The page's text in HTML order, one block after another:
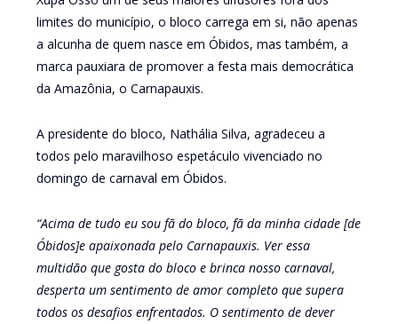
limites do município, o bloco carrega em si, não apenas
a alcunha de quem nasce em Óbidos, mas também, a
marca pauxiara de promover a festa mais democrática
da Amazônia, o Carnapauxis.
A presidente do bloco, Nathália Silva, agradeceu a
todos pelo maravilhoso espetáculo vivenciado no
domingo de carnaval em Óbidos.
“Acima de tudo eu sou fã do bloco, fã da minha cidade [de
Óbidos]e apaixonada pelo Carnapauxis. Ver essa
multidão que gosta do bloco e brinca nosso carnaval,
desperta um sentimento de amor completo que supera
todos os desafios enfrentados. O sentimento de dever